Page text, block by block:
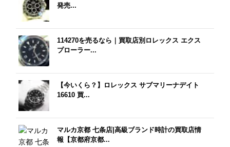
発売...
114270を売るなら｜買取店別ロレックス エクス
プローラー...
【今いくら？】ロレックス サブマリーナデイト
16610 買...
マルカ京都 七条店|高級ブランド時計の買取店情
報【京都府京都...